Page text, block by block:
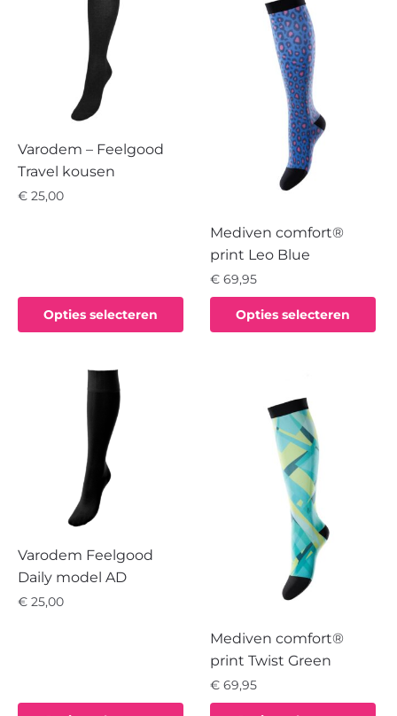
Varodem – Feelgood
Travel kousen
€ 25,00
Opties selecteren
variaties.
Deze
productpagina
Mediven comfort®
print Leo Blue
€ 69,95
Opties selecteren
product
productpagina
Varodem Feelgood
Daily model AD
€ 25,00
Mediven comfort®
print Twist Green
€ 69,95